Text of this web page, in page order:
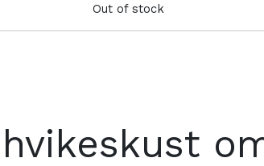
Out of stock